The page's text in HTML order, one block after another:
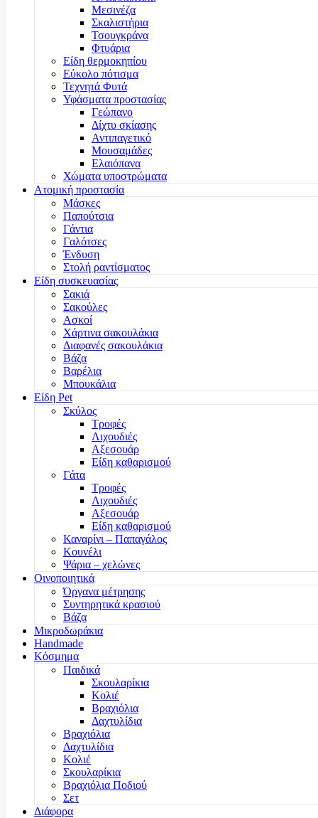
Μεσινέζα
Σκαλιστήρια
Τσουγκράνα
Φτυάρια
Είδη θερμοκηπίου
Εύκολο πότισμα
Τεχνητά Φυτά
Υφάσματα προστασίας
Γεώπανο
Δίχτυ σκίασης
Αντιπαγετικό
Μουσαμάδες
Ελαιόπανα
Χώματα υποστρώματα
Ατομική προστασία
Μάσκες
Παπούτσια
Γάντια
Γαλότσες
Ένδυση
Στολή ραντίσματος
Είδη συσκευασίας
Σακιά
Σακούλες
Ασκοί
Χάρτινα σακουλάκια
Διαφανές σακουλάκια
Βάζα
Βαρέλια
Μπουκάλια
Είδη Pet
Σκύλος
Τροφές
Λιχουδιές
Αξεσουάρ
Είδη καθαρισμού
Γάτα
Τροφές
Λιχουδιές
Αξεσουάρ
Είδη καθαρισμού
Καναρίνι – Παπαγάλος
Κουνέλι
Ψάρια – χελώνες
Οινοποιητικά
Όργανα μέτρησης
Συντηρητικά κρασιού
Βάζα
Μικροδωράκια
Handmade
Κόσμημα
Παιδικά
Σκουλαρίκια
Κολιέ
Βραχιόλια
Δαχτυλίδια
Βραχιόλια
Δαχτυλίδια
Κολιέ
Σκουλαρίκια
Βραχιόλια Ποδιού
Σετ
Διάφορα